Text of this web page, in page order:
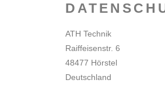
ATH Technik
Raiffeisenstr. 6
48477 Hörstel
Deutschland